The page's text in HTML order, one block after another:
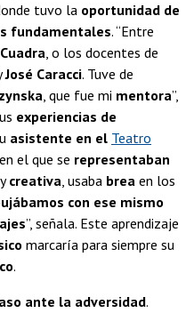
tuvo la oportunidad de
fundamentales. “Entre
, o los docentes de
José Caracci. Tuve de
, que fue mi mentora”,
experiencias de
asistente en el Teatro
el que se representaban
creativa, usaba brea en los
con ese mismo
”, señala. Este aprendizaje
marcaría para siempre su
.
ante la adversidad.